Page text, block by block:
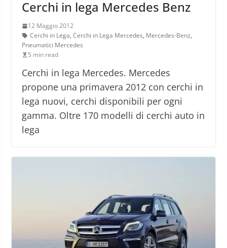
Cerchi in lega Mercedes Benz
12 Maggio 2012
Cerchi in Lega, Cerchi in Lega Mercedes, Mercedes-Benz,
Pneumatici Mercedes
5 min read
Cerchi in lega Mercedes. Mercedes
propone una primavera 2012 con cerchi in
lega nuovi, cerchi disponibili per ogni
gamma. Oltre 170 modelli di cerchi auto in
lega